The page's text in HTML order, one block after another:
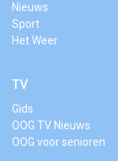
Nieuws
Sport
Het Weer
TV
Gids
OOG TV Nieuws
OOG voor senioren